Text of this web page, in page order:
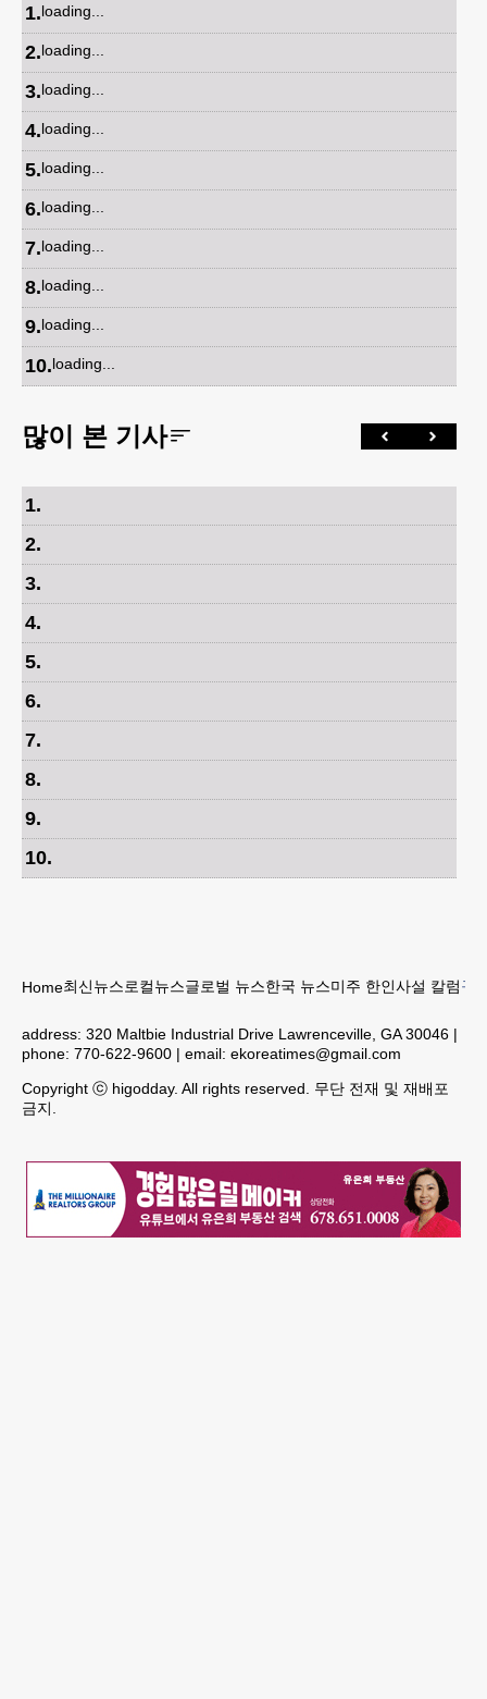
1.loading...
2.loading...
3.loading...
4.loading...
5.loading...
6.loading...
7.loading...
8.loading...
9.loading...
10.loading...
많이 본 기사
1.
2.
3.
4.
5.
6.
7.
8.
9.
10.
Home최신뉴스로컬뉴스글로벌 뉴스한국 뉴스미주 한인사설 칼럼구
address: 320 Maltbie Industrial Drive Lawrenceville, GA 30046 |
phone: 770-622-9600 | email: ekoreatimes@gmail.com
Copyright ⓒ higodday. All rights reserved. 무단 전재 및 재배포
금지.